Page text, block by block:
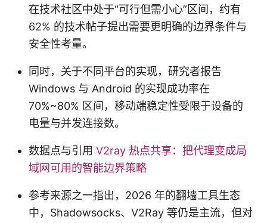
在技术社区中处于“可行但需小心”区间，约有
62% 的技术帖子提出需要更明确的边界条件与
安全性考量。
同时，关于不同平台的实现，研究者报告
Windows 与 Android 的实现成功率在
70%~80% 区间，移动端稳定性受限于设备的
电量与并发连接数。
数据点与引用 V2ray 热点共享：把代理变成局
域网可用的智能边界策略
参考来源之一指出，2026 年的翻墙工具生态
中，Shadowsocks、V2Ray 等仍是主流，但对